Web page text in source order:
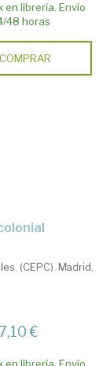
en librería. Envío
48 horas
COMPRAR
(CEPC). Madrid,
€
en librería. Envío